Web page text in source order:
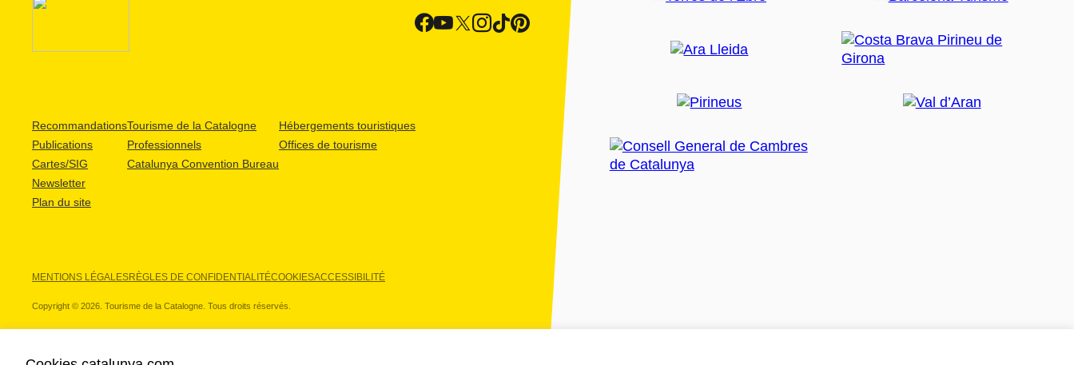
Recommandations
Publications
Cartes/SIG
Newsletter
Plan du site
Tourisme de la Catalogne
Professionnels
Catalunya Convention Bureau
Hébergements touristiques
Offices de tourisme
MENTIONS LÉGALESRÈGLES DE CONFIDENTIALITÉCOOKIESACCESSIBILITÉ
Copyright © 2026. Tourisme de la Catalogne. Tous droits réservés.